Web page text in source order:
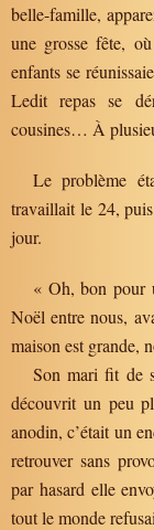
belle-famille,
une grosse fête,
enfants se
Ledit repas se
cousines… À
Le problème
travaillait le 24,
jour.
« Oh, bon pour
Noël entre nous,
maison est grande,
Son mari fit de
découvrit un peu
anodin, c’était un
retrouver sans
par hasard elle
tout le monde